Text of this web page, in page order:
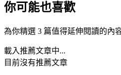
你可能也喜歡
為你精選 3 篇值得延伸閱讀的內
載入推薦文章中...
目前沒有推薦文章